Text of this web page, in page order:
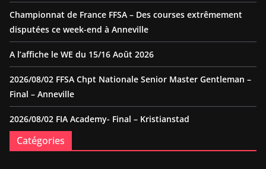
Championnat de France FFSA – Des courses extrêmement
disputées ce week-end à Anneville
A l’affiche le WE du 15/16 Août 2026
2026/08/02 FFSA Chpt Nationale Senior Master Gentleman –
Final – Anneville
2026/08/02 FIA Academy- Final – Kristianstad
Catégories